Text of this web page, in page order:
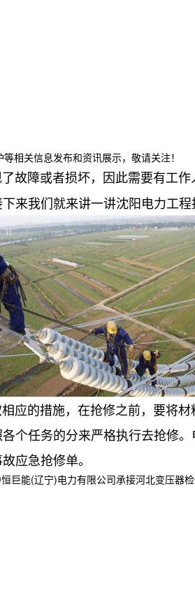
相关信息发布和资讯展示，敬请关注！
故障或者损坏，因此需要有工
来我们就来讲一讲沈阳电力工程
的措施，在抢修之前，要将
任务的分来严格执行去抢修
应急抢修单。
能(辽宁)电力有限公司承接河北变压器